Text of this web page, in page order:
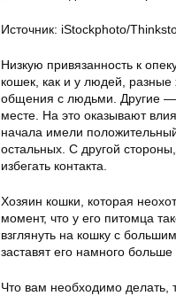
Источник: iStockphoto/
Низкую привязанность к
кошек, как и у людей,
общения с людьми. Другие —
месте. На это оказывают
начала имели
остальных. С другой
избегать контакта.
Хозяин кошки, которая
момент, что у его питомца
взглянуть на кошку с
заставят его намного
Что вам необходимо делать,